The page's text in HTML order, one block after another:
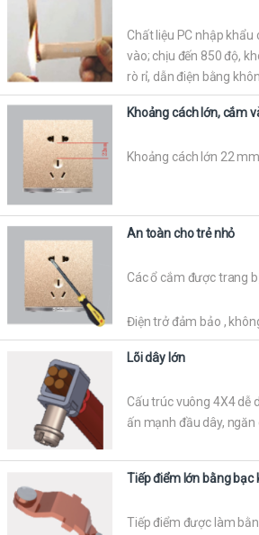
Chất liệu PC nhập
vào; chịu đến 850 độ,
rò rỉ, dẫn điện bằng
Khoảng cách lớn, cắm
Khoảng cách lớn 22
An toàn cho trẻ nhỏ
Các ổ cắm được trang
Điện trở đảm bảo ,
Lõi dây lớn
Cấu trúc vuông 4X4 dễ
ấn mạnh đầu dây,
Tiếp điểm lớn bằng bạc
Tiếp điểm được làm